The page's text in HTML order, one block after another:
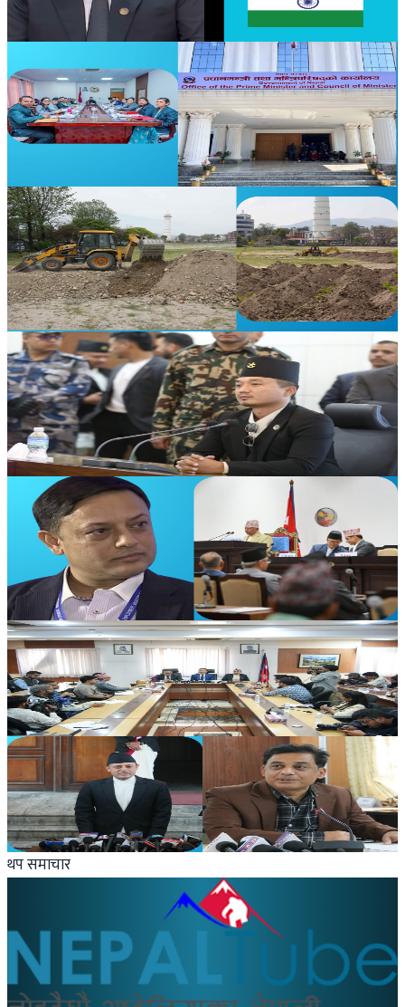
०६२/०६३ पछिका नेता कर्मचारीको सम्पत्ति छानबिन गर्न
आयोग गठन
Nepal
टुँडिखेलको दक्षिण भागमा घाँसे मैदान बनाइदै, एक वर्षभित्र
काम सक्नेगरी ठेक्का
२०२६ अप्रिल ७
Nepal
फेवाताल जग्गा प्रकरण : गृहमन्त्री गुरुङ भन्छन्– ‘मै ठगिए
अदालत जान्छु’
२०२६ अप्रिल ७
Nepal
सभामुखमा डोलप्रसाद अर्याल निर्विरोध निर्वाचित भएको
घोषणा
२०२६ अप्रिल ६
Health-lifestyle
मध्यपूर्वका नेपाली : ११ जना पक्राउ, अरु अवस्था के छ ?
२०२६ अप्रिल ४
Nepal
डीपी अर्याल निर्विरोध सभामुख
२०२६ अप्रिल ४
थप समाचार